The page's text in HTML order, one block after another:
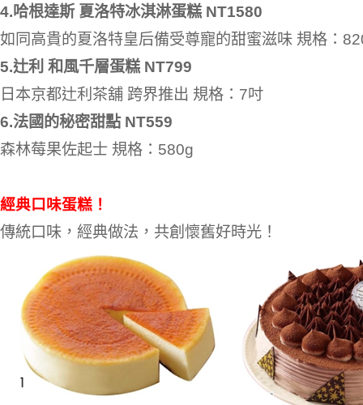
4.哈根達斯 夏洛特冰淇淋蛋糕 NT1580
如同高貴的夏洛特皇后備受尊寵的甜蜜滋味 規格：
5.辻利 和風千層蛋糕 NT799
日本京都辻利茶舖 跨界推出 規格：7吋
6.法國的秘密甜點 NT559
森林莓果佐起士 規格：580g
經典口味蛋糕！
傳統口味，經典做法，共創懷舊好時光！